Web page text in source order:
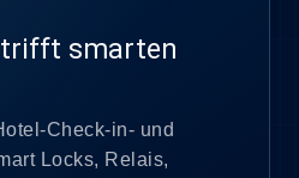
trifft smarten
Check-in- und
Locks, Relais,